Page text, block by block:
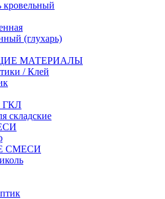
кровельный
(глухарь)
МАТЕРИАЛЫ
/ Клей
ГКЛ
складские
СМЕСИ